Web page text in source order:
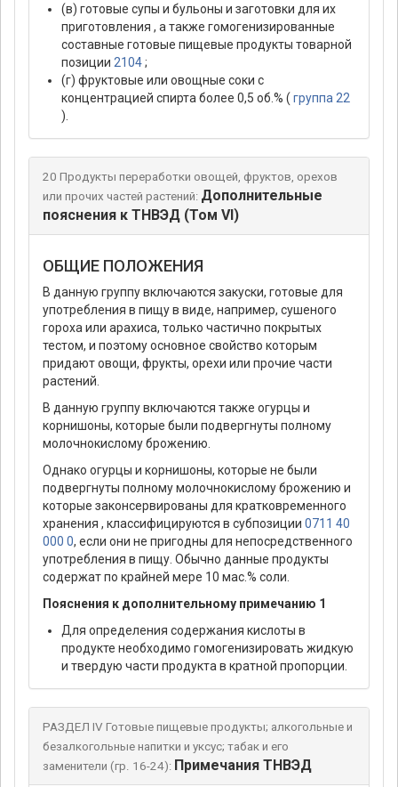
(в) готовые супы и бульоны и заготовки для их
приготовления , а также гомогенизированные
составные готовые пищевые продукты товарной
позиции 2104;
(г) фруктовые или овощные соки с
концентрацией спирта более 0,5 об.% ( группа 22
).
20 Продукты переработки овощей, фруктов, орехов
или прочих частей растений: Дополнительные
пояснения к ТНВЭД (Том VI)
ОБЩИЕ ПОЛОЖЕНИЯ
В данную группу включаются закуски, готовые для
употребления в пищу в виде, например, сушеного
гороха или арахиса, только частично покрытых
тестом, и поэтому основное свойство которым
придают овощи, фрукты, орехи или прочие части
растений.
В данную группу включаются также огурцы и
корнишоны, которые были подвергнуты полному
молочнокислому брожению.
Однако огурцы и корнишоны, которые не были
подвергнуты полному молочнокислому брожению и
которые законсервированы для кратковременного
хранения , классифицируются в субпозиции 0711 40
000 0, если они не пригодны для непосредственного
употребления в пищу. Обычно данные продукты
содержат по крайней мере 10 мас.% соли.
Пояснения к дополнительному примечанию 1
Для определения содержания кислоты в
продукте необходимо гомогенизировать жидкую
и твердую части продукта в кратной пропорции.
РАЗДЕЛ IV Готовые пищевые продукты; алкогольные и
безалкогольные напитки и уксус; табак и его
заменители (гр. 16-24): Примечания ТНВЭД